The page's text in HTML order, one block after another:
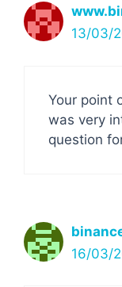
13/03/
Your point
was very
question
16/03/